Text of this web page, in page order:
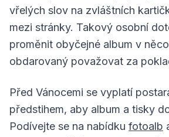
vřelých slov na zvláštních
mezi stránky. Takový osobní
proměnit obyčejné album v
obdarovaný považovat za
Před Vánocemi se vyplatí
předstihem, aby album a tisky
Podívejte se na nabídku fotoalb